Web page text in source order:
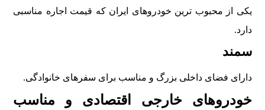
یکی از محبوب ترین خودروهای ایران که قیمت اجاره مناسبی
دارد.
سمند
دارای فضای داخلی بزرگ و مناسب برای سفرهای خانوادگی.
خودروهای خارجی اقتصادی و مناسب